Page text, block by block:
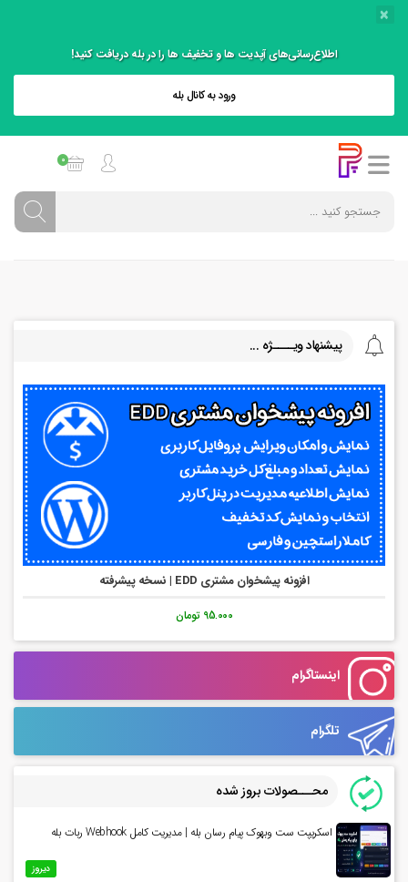
×
اطلاع‌رسانی‌های آپدیت ها و تخفیف ها را در بله دریافت کنید!
ورود به کانال بله
0
پیشنهاد ویــــژه ...
افزونه پیشخوان مشتری EDD | نسخه پیشرفته
95.000 تومان
اینستاگرام
تلگرام
محـــصولات بروز شده
اسکریپت ست وبهوک پیام رسان بله | مدیریت کامل Webhook ربات بله
دیروز